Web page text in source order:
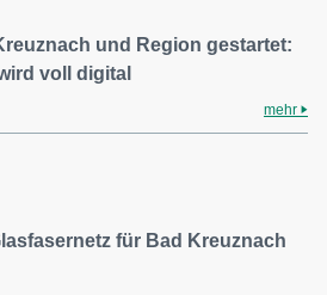
und Region gestartet:
voll digital
mehr
für Bad Kreuznach